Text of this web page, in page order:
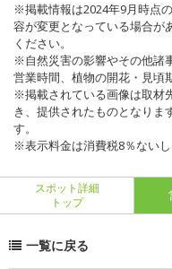
※掲載情報は2024年9月時点
容が変更となっている場合が
ください。
※自然災害の影響やその他諸
営業時間、植物の開花・見頃
※掲載されている画像は取材
き、提供されたものとなりま
す。
※表示料金は消費税8％ないし
スポット詳細
トップ
一覧に戻る